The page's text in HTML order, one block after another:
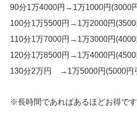
90分1万4000円→1万1000円(3000
100分1万5500円→1万2000円
110分1万7000円→1万3000円
120分1万8500円→1万4000円
130分2万円 →1万5000円(5000円
※長時間であればあるほどお得です